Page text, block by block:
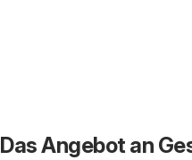
Das Angebot an